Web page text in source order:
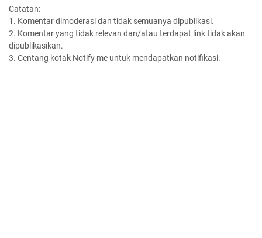
Catatan:
1. Komentar dimoderasi dan tidak semuanya dipublikasi.
2. Komentar yang tidak relevan dan/atau terdapat link tidak akan
dipublikasikan.
3. Centang kotak Notify me untuk mendapatkan notifikasi.